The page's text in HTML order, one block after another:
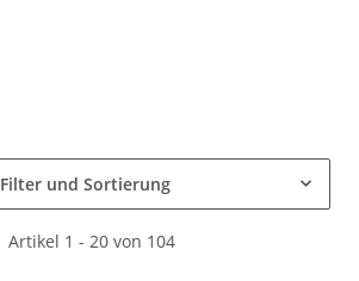
Filter und Sortierung
Artikel 1 - 20 von 104